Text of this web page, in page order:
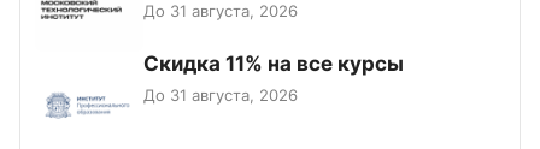
До 31 августа, 2026
Скидка 11% на все курсы
До 31 августа, 2026